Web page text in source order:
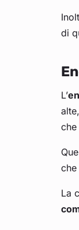
di
L’
La